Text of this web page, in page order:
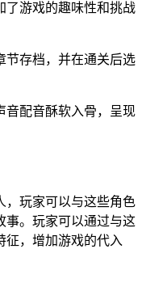
了游戏的趣味性和挑战
节存档，并在通关后选
音配音酥软入骨，呈现
，玩家可以与这些角色
事。玩家可以通过与这
征，增加游戏的代入